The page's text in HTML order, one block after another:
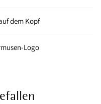
dem Kopf
Logo